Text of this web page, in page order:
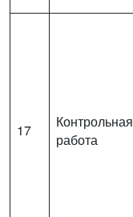
17
Контрольная
работа